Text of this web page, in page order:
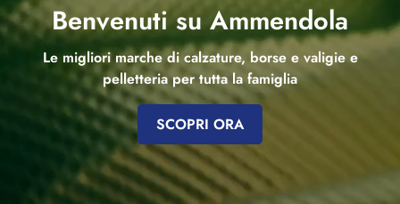
Benvenuti su Ammendola
Le migliori marche di calzature, borse e valigie e
pelletteria per tutta la famiglia
SCOPRI ORA